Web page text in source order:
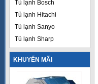
Tủ lạnh Bosch
Tủ lạnh Hitachi
Tủ lạnh Sanyo
Tủ lạnh Sharp
KHUYẾN MÃI